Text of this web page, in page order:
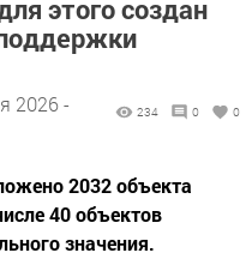
этого создан
2026 -
234 0 0
2032 объекта
40 объектов
значения.